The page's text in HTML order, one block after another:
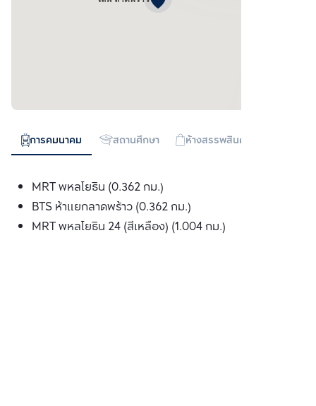
การคมนาคม สถานศึกษา ห้างสรรพสินค้า
MRT พหลโยธิน (0.362 กม.)
BTS ห้าแยกลาดพร้าว (0.362 กม.)
MRT พหลโยธิน 24 (สีเหลือง) (1.004 กม.)